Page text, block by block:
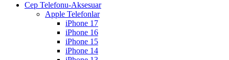
Cep Telefonu-Aksesuar
Apple Telefonlar
iPhone 17
iPhone 16
iPhone 15
iPhone 14